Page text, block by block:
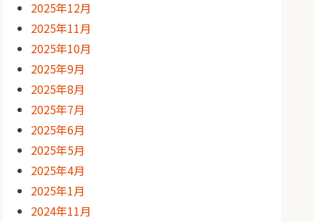
2025年12月
2025年11月
2025年10月
2025年9月
2025年8月
2025年7月
2025年6月
2025年5月
2025年4月
2025年1月
2024年11月